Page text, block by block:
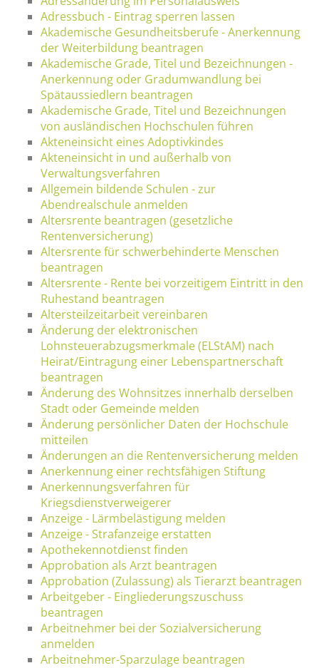
Adressbuch - Eintrag sperren lassen
Akademische Gesundheitsberufe - Anerkennung
der Weiterbildung beantragen
Akademische Grade, Titel und Bezeichnungen -
Anerkennung oder Gradumwandlung bei
Spätaussiedlern beantragen
Akademische Grade, Titel und Bezeichnungen
von ausländischen Hochschulen führen
Akteneinsicht eines Adoptivkindes
Akteneinsicht in und außerhalb von
Verwaltungsverfahren
Allgemein bildende Schulen - zur
Abendrealschule anmelden
Altersrente beantragen (gesetzliche
Rentenversicherung)
Altersrente für schwerbehinderte Menschen
beantragen
Altersrente - Rente bei vorzeitigem Eintritt in den
Ruhestand beantragen
Altersteilzeitarbeit vereinbaren
Änderung der elektronischen
Lohnsteuerabzugsmerkmale (ELStAM) nach
Heirat/Eintragung einer Lebenspartnerschaft
beantragen
Änderung des Wohnsitzes innerhalb derselben
Stadt oder Gemeinde melden
Änderung persönlicher Daten der Hochschule
mitteilen
Änderungen an die Rentenversicherung melden
Anerkennung einer rechtsfähigen Stiftung
Anerkennungsverfahren für
Kriegsdienstverweigerer
Anzeige - Lärmbelästigung melden
Anzeige - Strafanzeige erstatten
Apothekennotdienst finden
Approbation als Arzt beantragen
Approbation (Zulassung) als Tierarzt beantragen
Arbeitgeber - Eingliederungszuschuss
beantragen
Arbeitnehmer bei der Sozialversicherung
anmelden
Arbeitnehmer-Sparzulage beantragen